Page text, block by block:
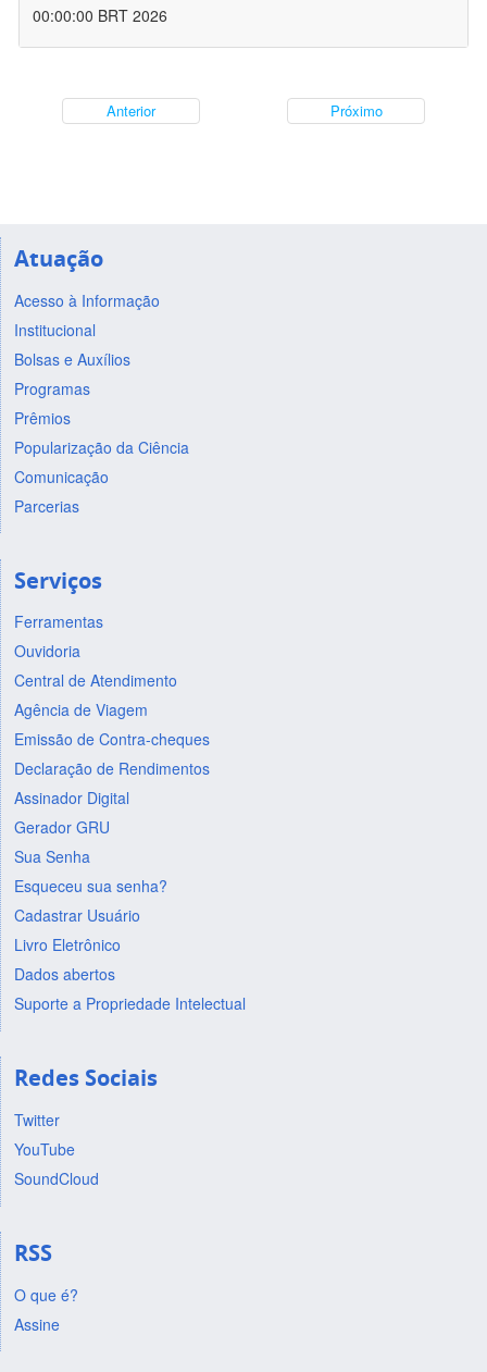
00:00:00 BRT 2026
Anterior Próximo
Atuação
Acesso à Informação
Institucional
Bolsas e Auxílios
Programas
Prêmios
Popularização da Ciência
Comunicação
Parcerias
Serviços
Ferramentas
Ouvidoria
Central de Atendimento
Agência de Viagem
Emissão de Contra-cheques
Declaração de Rendimentos
Assinador Digital
Gerador GRU
Sua Senha
Esqueceu sua senha?
Cadastrar Usuário
Livro Eletrônico
Dados abertos
Suporte a Propriedade Intelectual
Redes Sociais
Twitter
YouTube
SoundCloud
RSS
O que é?
Assine